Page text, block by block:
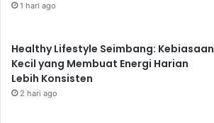
1 hari ago
Healthy Lifestyle Seimbang: Kebiasaan
Kecil yang Membuat Energi Harian
Lebih Konsisten
2 hari ago